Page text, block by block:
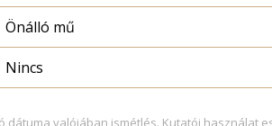
Önálló mű
Nincs
dátuma valójában ismétlés. Kutatói használat